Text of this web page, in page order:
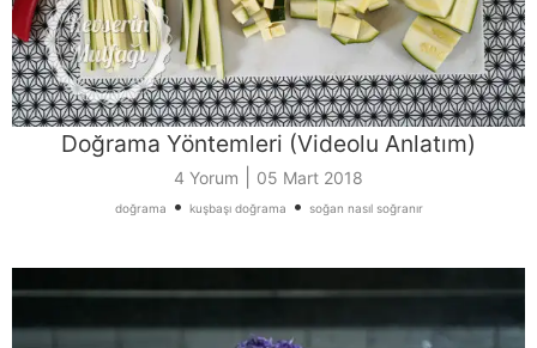
Doğrama Yöntemleri (Videolu Anlatım)
4 Yorum 05 Mart 2018
doğrama • kuşbaşı doğrama • soğan nasıl soğranır